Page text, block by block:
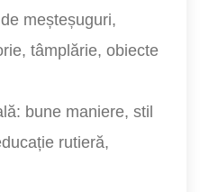
meșteșuguri,
tâmplărie, obiecte
bune maniere, stil
rutieră,